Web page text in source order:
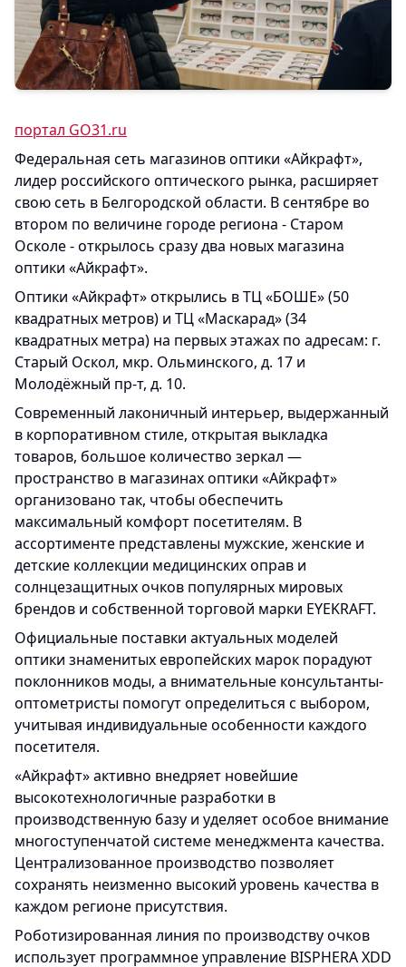
портал GO31.ru
Федеральная сеть магазинов оптики «Айкрафт»,
лидер российского оптического рынка, расширяет
свою сеть в Белгородской области. В сентябре во
втором по величине городе региона - Старом
Осколе - открылось сразу два новых магазина
оптики «Айкрафт».
Оптики «Айкрафт» открылись в ТЦ «БОШЕ» (50
квадратных метров) и ТЦ «Маскарад» (34
квадратных метра) на первых этажах по адресам: г.
Старый Оскол, мкр. Ольминского, д. 17 и
Молодёжный пр-т, д. 10.
Современный лаконичный интерьер, выдержанный
в корпоративном стиле, открытая выкладка
товаров, большое количество зеркал —
пространство в магазинах оптики «Айкрафт»
организовано так, чтобы обеспечить
максимальный комфорт посетителям. В
ассортименте представлены мужские, женские и
детские коллекции медицинских оправ и
солнцезащитных очков популярных мировых
брендов и собственной торговой марки EYEKRAFT.
Официальные поставки актуальных моделей
оптики знаменитых европейских марок порадуют
поклонников моды, а внимательные консультанты-
оптометристы помогут определиться с выбором,
учитывая индивидуальные особенности каждого
посетителя.
«Айкрафт» активно внедряет новейшие
высокотехнологичные разработки в
производственную базу и уделяет особое внимание
многоступенчатой системе менеджмента качества.
Централизованное производство позволяет
сохранять неизменно высокий уровень качества в
каждом регионе присутствия.
Роботизированная линия по производству очков
использует программное управление BISPHERA XDD